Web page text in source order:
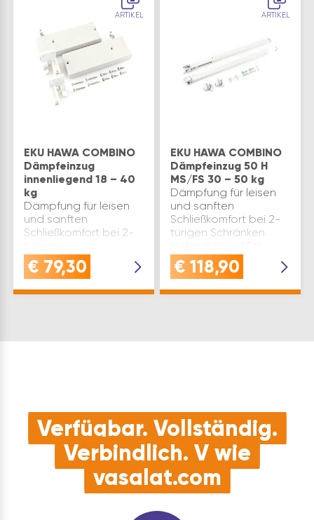
ARTIKEL
EKU HAWA COMBINO
Dämpfeinzug
innenliegend 18 – 40
kg
Dämpfung für leisen
und sanften
Schließkomfort bei 2-
Schränken.Montage
der Dämpfung im
Beschlägen Combino
€ 79,30
ARTIKEL
EKU HAWA COMBINO
Dämpfeinzug 50 H
MS/FS 30 – 50 kg
Dämpfung für leisen
und sanften
Schließkomfort bei 2-
türigen Schränken.
Dämpfeinzug links1 Stk.
Dämpfeinzug rechts2
Dämpfeinzug2 Stk.
€ 118,90
Verfügbar. Vollständig.
Verbindlich. V wie
vasalat.com